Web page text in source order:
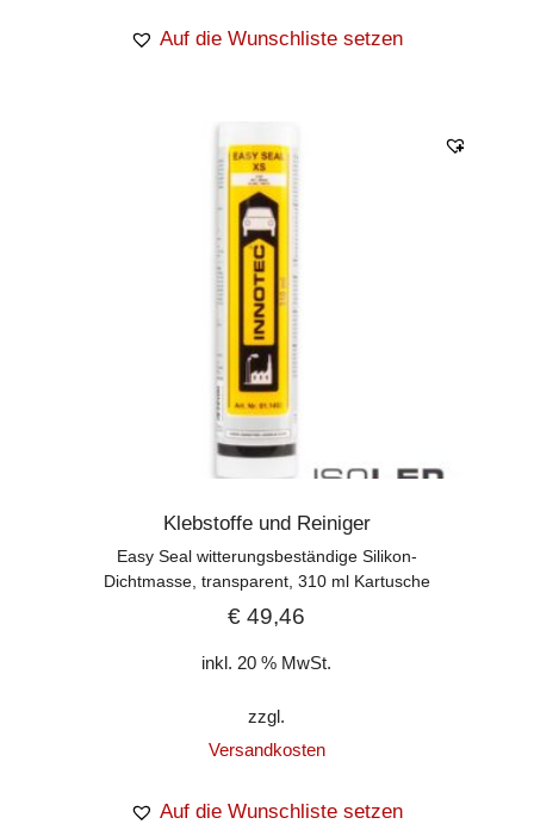
Auf die Wunschliste setzen
Klebstoffe und Reiniger
Easy Seal witterungsbeständige Silikon-
Dichtmasse, transparent, 310 ml Kartusche
€ 49,46
inkl. 20 % MwSt.
zzgl.
Versandkosten
Auf die Wunschliste setzen